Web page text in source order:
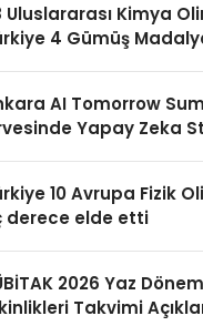
Uluslararası Kimya
4 Gümüş
AI Tomorrow
Yapay Zeka
10 Avrupa Fizik
derece elde etti
2026 Yaz
Takvimi